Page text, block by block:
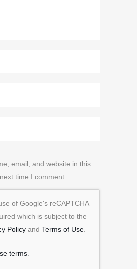
email, and website in this
time I comment.
of Google's reCAPTCHA
which is subject to the
Policy and Terms of Use
terms